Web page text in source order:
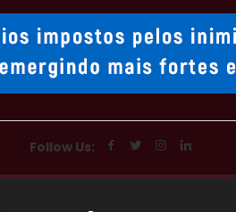
Follow Us: